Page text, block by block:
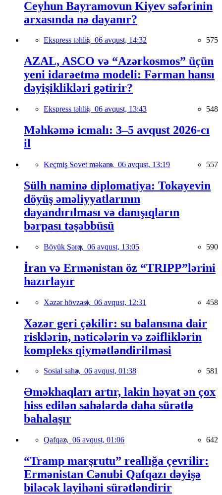
Ceyhun Bayramovun Kiyev səfərinin
arxasında nə dayanır?
Ekspress təhlil, 06 avqust, 14:32 575
AZAL, ASCO və “Azərkosmos” üçün
yeni idarəetmə modeli: Fərman hansı
dəyişiklikləri gətirir?
Ekspress təhlil, 06 avqust, 13:43 548
Məhkəmə icmalı: 3–5 avqust 2026-cı
il
Keçmiş Sovet məkanı, 06 avqust, 13:19 557
Sülh naminə diplomatiya: Tokayevin
döyüş əməliyyatlarının
dayandırılması və danışıqların
bərpası təşəbbüsü
Böyük Şərq, 06 avqust, 13:05 590
İran və Ermənistan öz “TRIPP”lərini
hazırlayır
Xəzər hövzəsi, 06 avqust, 12:31 458
Xəzər geri çəkilir: su balansına dair
risklərin, nəticələrin və zəifliklərin
kompleks qiymətləndirilməsi
Sosial sahə, 06 avqust, 01:38 581
Əməkhaqları artır, lakin həyat ən çox
hiss edilən sahələrdə daha sürətlə
bahalaşır
Qafqaz, 06 avqust, 01:06 642
“Tramp marşrutu” reallığa çevrilir:
Ermənistan Cənubi Qafqazı dəyişə
biləcək layihəni sürətləndirir